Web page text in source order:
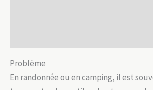
Problème
En randonnée ou en camping, il est